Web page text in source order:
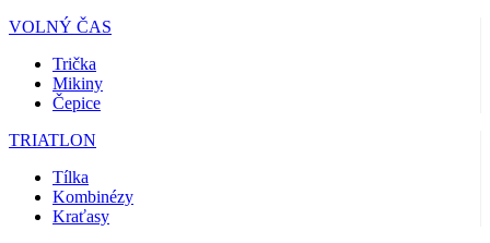
VOLNÝ ČAS
Trička
Mikiny
Čepice
TRIATLON
Tílka
Kombinézy
Kraťasy